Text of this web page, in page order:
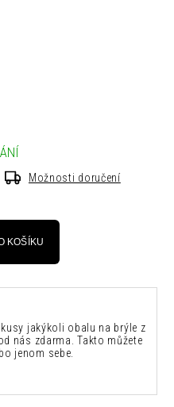
Možnosti doručení
KOŠÍKU
jakýkoli obalu na brýle z
nás zdarma. Takto můžete
jenom sebe.